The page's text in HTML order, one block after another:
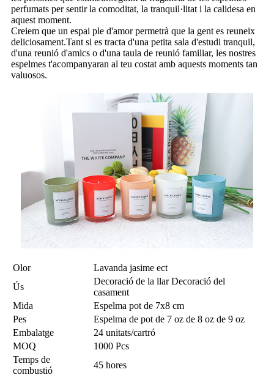
perfumats per sentir la comoditat, la tranquil·litat i la calidesa en
aquest moment.
Creiem que un espai ple d'amor permetrà que la gent es reuneix
deliciosament.Tant si es tracta d'una petita sala d'estudi tranquil,
d'una reunió d'amics o d'una taula de reunió familiar, les nostres
espelmes t'acompanyaran al teu costat amb aquests moments tan
valuosos.
Olor
Lavanda jasime ect
Ús
Decoració de la llar Decoració del
casament
Mida
Espelma pot de 7x8 cm
Pes
Espelma de pot de 7 oz de 8 oz de 9 oz
Embalatge
24 unitats/cartró
MOQ
1000 Pcs
Temps de
combustió
45 hores